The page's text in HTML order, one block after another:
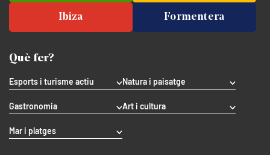
Ibiza Formentera
Què fer?
Esports i turisme actiu Natura i paisatge
Gastronomia Art i cultura
Mar i platges